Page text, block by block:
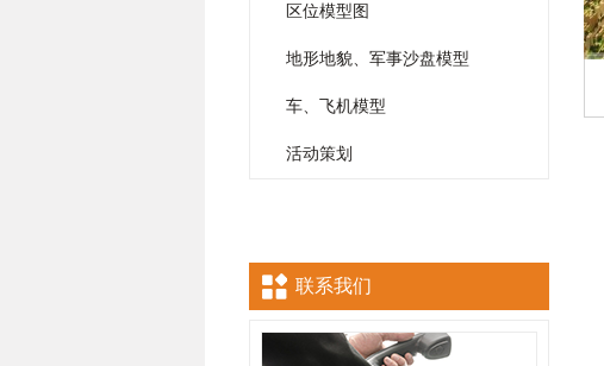
区位模型图
地形地貌、军事沙盘模型
车、飞机模型
活动策划
联系我们